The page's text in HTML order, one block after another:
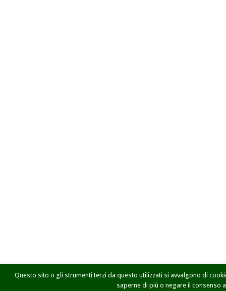
Questo sito o gli strumenti terzi da questo utilizzati si avvalgono di
saperne di più o negare il consenso